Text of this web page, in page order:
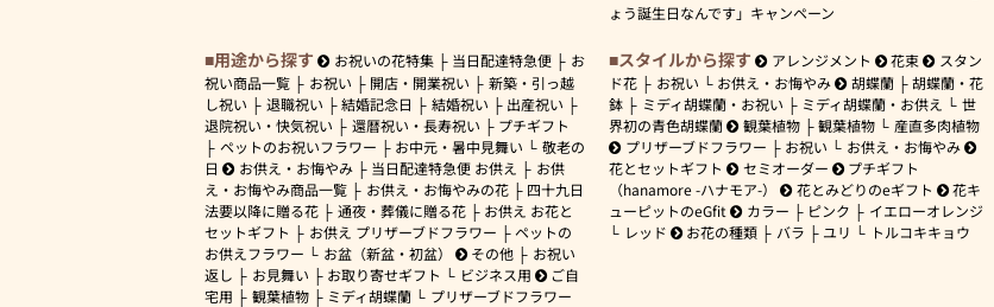
ょう誕生日なんです」キャンペーン
用途から探す お祝いの花特集 当日配達特急便
お
祝い商品一覧
お祝い 開店・開業祝い
新築・引っ越
し祝い
退職祝い 結婚記念日 結婚祝い
出産祝い
退院祝い・快気祝い
還暦祝い・長寿祝い
プチギフト
ペットのお祝いフラワー
お中元・暑中見舞い
敬老の
日
お供え・お悔やみ 当日配達特急便 お供え
お供
え・お悔やみ商品一覧
お供え・お悔やみの花
四十九日
法要以降に贈る花
通夜・葬儀に贈る花
お供え お花と
セットギフト
お供え プリザーブドフラワー
ペットの
お供えフラワー
お盆（新盆・初盆） その他
お祝い
返し
お見舞い お取り寄せギフト ビジネス用
ご自
宅用
観葉植物 ミディ胡蝶蘭 プリザーブドフラワー
スタイルから探す アレンジメント 花束
スタン
ド花
お祝い お供え・お悔やみ 胡蝶蘭
胡蝶蘭・花
鉢
ミディ胡蝶蘭・お祝い ミディ胡蝶蘭・お供え
世
界初の青色胡蝶蘭
観葉植物 観葉植物
産直多肉植物
プリザーブドフラワー
お祝い
お供え・お悔やみ
花とセットギフト
セミオーダー
プチギフト
（hanamore -ハナモア-）
花とみどりのeギフト
花キ
ューピットのeGfit
カラー ピンク
イエローオレンジ
レッド
お花の種類 バラ ユリ トルコキキョウ